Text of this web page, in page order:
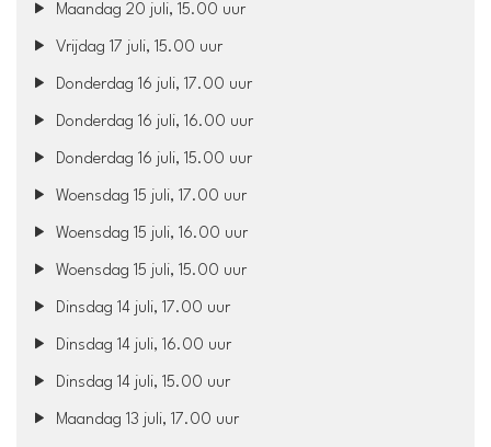
Maandag 20 juli, 15.00 uur
Vrijdag 17 juli, 15.00 uur
Donderdag 16 juli, 17.00 uur
Donderdag 16 juli, 16.00 uur
Donderdag 16 juli, 15.00 uur
Woensdag 15 juli, 17.00 uur
Woensdag 15 juli, 16.00 uur
Woensdag 15 juli, 15.00 uur
Dinsdag 14 juli, 17.00 uur
Dinsdag 14 juli, 16.00 uur
Dinsdag 14 juli, 15.00 uur
Maandag 13 juli, 17.00 uur